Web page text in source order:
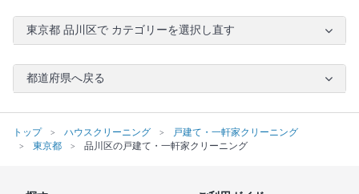
東京都 品川区で カテゴリーを選択し直す
都道府県へ戻る
トップ ハウスクリーニング
戸建て・一軒家クリーニング
東京都
品川区の戸建て・一軒家クリーニング